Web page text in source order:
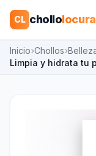
CL chollolocura
Inicio Chollos
Limpia y hidrata tu